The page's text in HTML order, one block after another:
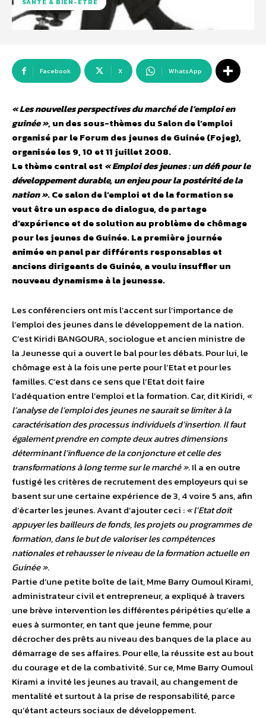
SANTÉ & BIEN-ÊTRE
Facebook X WhatsApp
« Les nouvelles perspectives du marché de l’emploi en
guinée », un des sous-thèmes du Salon de l’emploi
organisé par le Forum des jeunes de Guinée (Fojeg),
organisée les 9, 10 et 11 juillet 2008.
Le thème central est « Emploi des jeunes : un défi pour le
développement durable, un enjeu pour la postérité de la
nation ». Ce salon de l’emploi et de la formation se
veut être un espace de dialogue, de partage
d’expérience et de solution au problème de chômage
pour les jeunes de Guinée. La première journée
animée en panel par différents responsables et
anciens dirigeants de Guinée, a voulu insuffler un
nouveau dynamisme à la jeunesse.
Les conférenciers ont mis l’accent sur l’importance de
l’emploi des jeunes dans le développement de la nation.
C’est Kiridi BANGOURA, sociologue et ancien ministre de
la Jeunesse qui a ouvert le bal pour les débats. Pour lui, le
chômage est à la fois une perte pour l’Etat et pour les
familles. C’est dans ce sens que l’Etat doit faire
l’adéquation entre l’emploi et la formation. Car, dit Kiridi,«
l’analyse de l’emploi des jeunes ne saurait se limiter à la
caractérisation des processus individuels d’insertion. Il faut
également prendre en compte deux autres dimensions
déterminant l’influence de la conjoncture et celle des
transformations à long terme sur le marché ». Il a en outre
fustigé les critères de recrutement des employeurs qui se
basent sur une certaine expérience de 3, 4 voire 5 ans, afin
d’écarter les jeunes. Avant d’ajouter ceci :« l’Etat doit
appuyer les bailleurs de fonds, les projets ou programmes de
formation, dans le but de valoriser les compétences
nationales et rehausser le niveau de la formation actuelle en
Guinée ».
Partie d’une petite boîte de lait, Mme Barry Oumoul Kirami,
administrateur civil et entrepreneur, a expliqué à travers
une brève intervention les différentes péripéties qu’elle a
eues à surmonter, en tant que jeune femme, pour
décrocher des prêts au niveau des banques de la place au
démarrage de ses affaires. Pour elle, la réussite est au bout
du courage et de la combativité. Sur ce, Mme Barry Oumoul
Kirami a invité les jeunes au travail, au changement de
mentalité et surtout à la prise de responsabilité, parce
qu’étant acteurs sociaux de développement.